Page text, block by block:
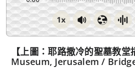
1x
【上圖：耶路撒冷的聖墓教
Museum, Jerusalem /